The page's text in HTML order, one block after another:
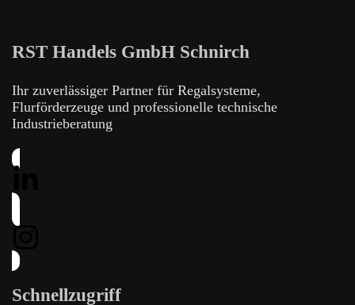
RST Handels GmbH Schnirch
Ihr zuverlässiger Partner für Regalsysteme,
Flurförderzeuge und professionelle technische
Industrieberatung
Schnellzugriff